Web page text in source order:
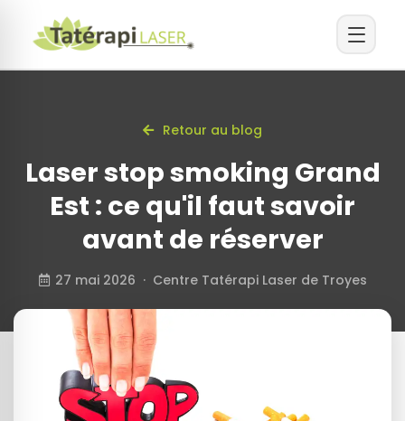
Retour au blog
Laser stop smoking Grand
Est : ce qu'il faut savoir
avant de réserver
27 mai 2026 · Centre Tatérapi Laser de Troyes